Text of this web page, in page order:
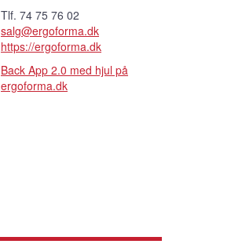
Tlf. 74 75 76 02
salg@ergoforma.dk
https://ergoforma.dk
Back App 2.0 med hjul på
ergoforma.dk